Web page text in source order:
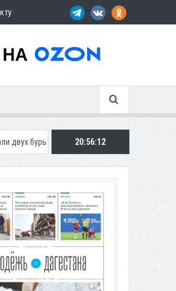
у жителя Дагестана20:56:14